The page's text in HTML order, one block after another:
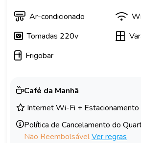
Ar-condicionado
Tomadas 220v
Frigobar
Café da Manhã
Internet Wi-Fi + Estacionamento
Política de Cancelamento do
Não ReembolsávelVer regras